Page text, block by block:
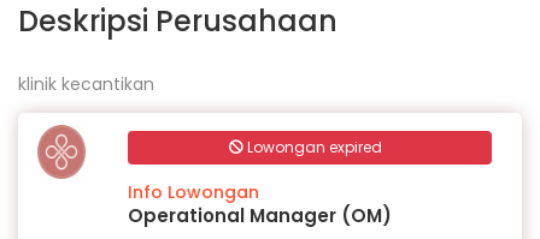
Deskripsi Perusahaan
klinik kecantikan
Lowongan expired
Info Lowongan
Operational Manager (OM)